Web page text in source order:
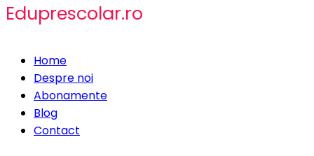
Eduprescolar.ro
Home
Despre noi
Abonamente
Blog
Contact